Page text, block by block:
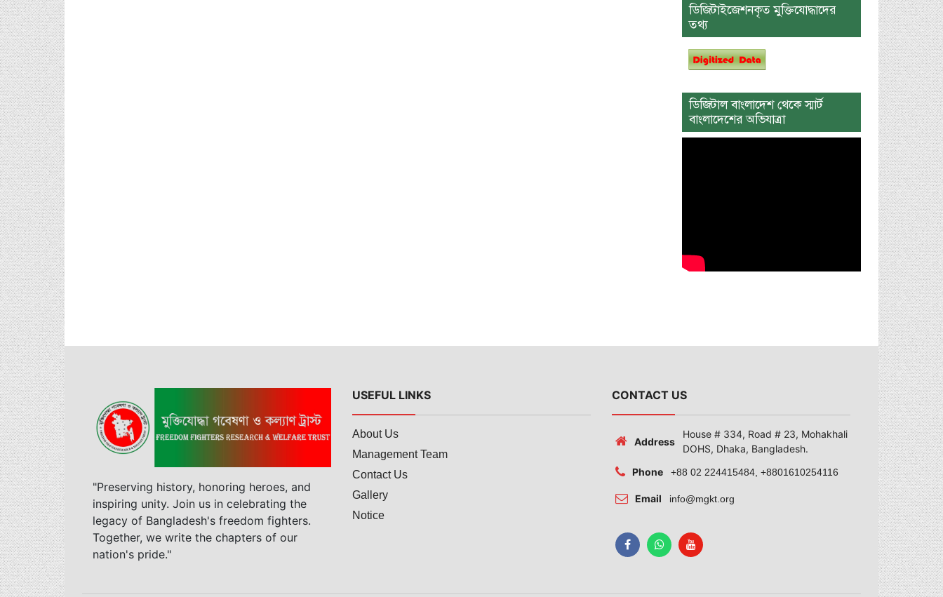
ডিজিটাইজেশনকৃত মুক্তিযোদ্ধাদের
তথ্য
ডিজিটাল বাংলাদেশ থেকে স্মার্ট
বাংলাদেশের অভিযাত্রা
"Preserving history, honoring heroes, and
inspiring unity. Join us in celebrating the
legacy of Bangladesh's freedom fighters.
Together, we write the chapters of our
nation's pride."
USEFUL LINKS
About Us
Management Team
Contact Us
Gallery
Notice
CONTACT US
Address
House # 334, Road # 23, Mohakhali
DOHS, Dhaka, Bangladesh.
Phone
+88 02 224415484, +8801610254116
Email info@mgkt.org